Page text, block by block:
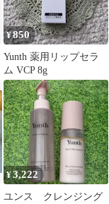
¥850
Yunth 薬用リップセラ
ム VCP 8g
¥3,222
ユンス クレンジング